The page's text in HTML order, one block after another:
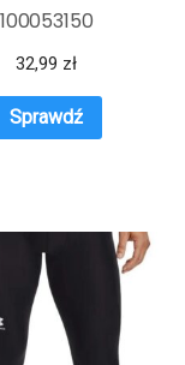
100053150
32,99 zł
Sprawdź